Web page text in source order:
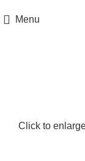
Menu
Click to